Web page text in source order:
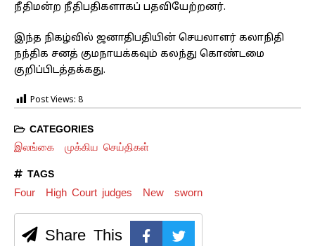
நீதிமன்ற நீதிபதிகளாகப் பதவியேற்றனர்.
இந்த நிகழ்வில் ஜனாதிபதியின் செயலாளர் கலாநிதி
நந்திக சனத் குமநாயக்கவும் கலந்து கொண்டமை
குறிப்பிடத்தக்கது.
Post Views: 8
CATEGORIES
இலங்கை முக்கிய செய்திகள்
TAGS
Four High Court judges New sworn
Share This